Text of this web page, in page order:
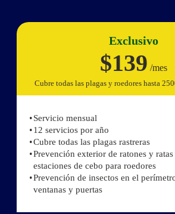
Exclusivo
$139 /mes
Cubre todas las plagas y roedores hasta
Servicio mensual
12 servicios por año
Cubre todas las plagas rastreras
Prevención exterior de ratones y
estaciones de cebo para roedores
Prevención de insectos en el
ventanas y puertas